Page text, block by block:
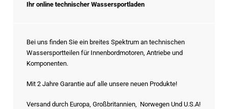
Ihr online technischer Wassersportladen
Bei uns finden Sie ein breites Spektrum an technischen
Wassersportteilen für Innenbordmotoren, Antriebe und
Komponenten.
Mit 2 Jahre Garantie auf alle unsere neuen Produkte!
Versand durch Europa, Großbritannien, Norwegen Und U.S.A!